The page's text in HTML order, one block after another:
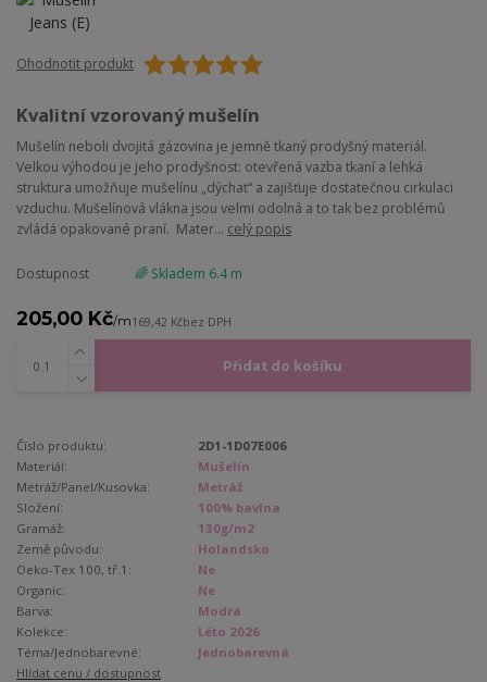
Ohodnotit produkt
Kvalitní vzorovaný mušelín
Mušelín neboli dvojitá gázovina je jemně tkaný prodyšný materiál.
Velkou výhodou je jeho prodyšnost: otevřená vazba tkaní a lehká
struktura umožňuje mušelínu „dýchat“ a zajišťuje dostatečnou cirkulaci
vzduchu. Mušelínová vlákna jsou velmi odolná a to tak bez problémů
zvládá opakované praní. Mater... celý popis
Dostupnost 🌈 Skladem 6.4 m
205,00 Kč/m169,42 Kčbez DPH
Přidat do košíku
Číslo produktu:
2D1-1D07E006
Materiál:
Mušelín
Metráž/Panel/Kusovka:
Metráž
Složení:
100% bavlna
Gramáž:
130g/m2
Země původu:
Holandsko
Oeko-Tex 100, tř.1:
Ne
Organic:
Ne
Barva:
Modrá
Kolekce:
Léto 2026
Téma/Jednobarevné:
Jednobarevná
Hlídat cenu / dostupnost